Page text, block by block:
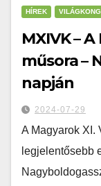
HÍREK
MXIVK –
műsora –
napján
2024-07-29
A Magyarok XI.
legjelentősebb